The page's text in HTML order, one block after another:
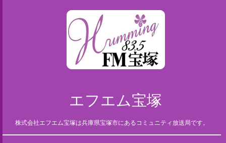
エフエム宝塚
株式会社エフエム宝塚は兵庫県宝塚市にあるコミュニティ放送局です。